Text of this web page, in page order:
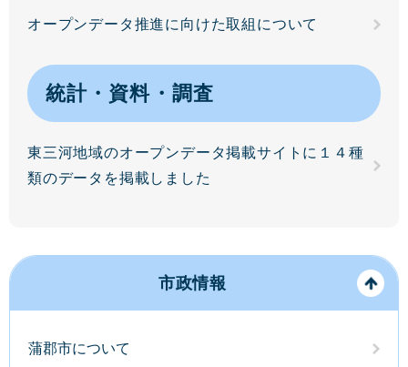
オープンデータ推進に向けた取組について
統計・資料・調査
東三河地域のオープンデータ掲載サイトに１４種
類のデータを掲載しました
市政情報
蒲郡市について